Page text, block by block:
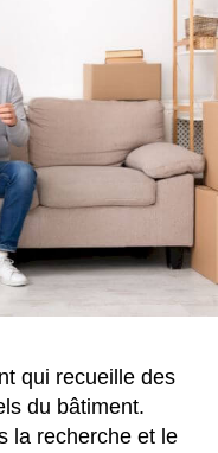
qui recueille des
du bâtiment.
la recherche et le